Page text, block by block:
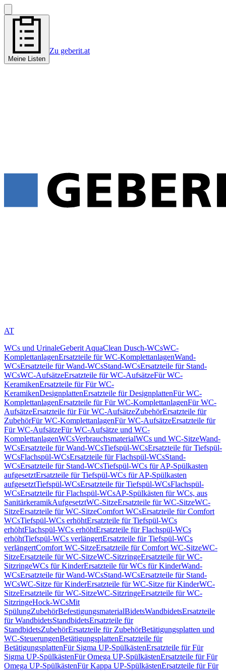
Meine Listen
Zu geberit.at
AT
WCs und UrinaleGeberit AquaClean Dusch-WCsWC-
KomplettanlagenErsatzteile für WC-KomplettanlagenWand-
WCsErsatzteile für Wand-WCsStand-WCsErsatzteile für Stand-
WCsWC-AufsätzeErsatzteile für WC-AufsätzeFür WC-
KeramikenErsatzteile für Für WC-
KeramikenDesignplattenErsatzteile für DesignplattenFür WC-
KomplettanlagenErsatzteile für Für WC-KomplettanlagenFür WC-
AufsätzeErsatzteile für Für WC-AufsätzeZubehörErsatzteile für
ZubehörFür WC-KomplettanlagenFür WC-AufsätzeErsatzteile für
Für WC-AufsätzeFür WC-Aufsätze und WC-
KomplettanlagenWCsVerbrauchsmaterialWCs und WC-SitzeWand-
WCsErsatzteile für Wand-WCsTiefspül-WCsErsatzteile für Tiefspül-
WCsFlachspül-WCsErsatzteile für Flachspül-WCsStand-
WCsErsatzteile für Stand-WCsTiefspül-WCs für AP-Spülkasten
aufgesetztErsatzteile für Tiefspül-WCs für AP-Spülkasten
aufgesetztTiefspül-WCsErsatzteile für Tiefspül-WCsFlachspül-
WCsErsatzteile für Flachspül-WCsAP-Spülkästen für WCs, aus
SanitärkeramikAufgesetztWC-SitzeErsatzteile für WC-SitzeWC-
SitzeErsatzteile für WC-SitzeComfort WCsErsatzteile für Comfort
WCsTiefspül-WCs erhöhtErsatzteile für Tiefspül-WCs
erhöhtFlachspül-WCs erhöhtErsatzteile für Flachspül-WCs
erhöhtTiefspül-WCs verlängertErsatzteile für Tiefspül-WCs
verlängertComfort WC-SitzeErsatzteile für Comfort WC-SitzeWC-
SitzeErsatzteile für WC-SitzeWC-SitzringeErsatzteile für WC-
SitzringeWCs für KinderErsatzteile für WCs für KinderWand-
WCsErsatzteile für Wand-WCsStand-WCsErsatzteile für Stand-
WCsWC-Sitze für KinderErsatzteile für WC-Sitze für KinderWC-
SitzeErsatzteile für WC-SitzeWC-SitzringeErsatzteile für WC-
SitzringeHock-WCsMit
SpülungZubehörBefestigungsmaterialBidetsWandbidetsErsatzteile
für WandbidetsStandbidetsErsatzteile für
StandbidetsZubehörErsatzteile für ZubehörBetätigungsplatten und
WC-SteuerungenBetätigungsplattenErsatzteile für
BetätigungsplattenFür Sigma UP-SpülkästenErsatzteile für Für
Sigma UP-SpülkästenFür Omega UP-SpülkästenErsatzteile für Für
Omega UP-SpülkästenFür Kappa UP-SpülkästenErsatzteile für Für